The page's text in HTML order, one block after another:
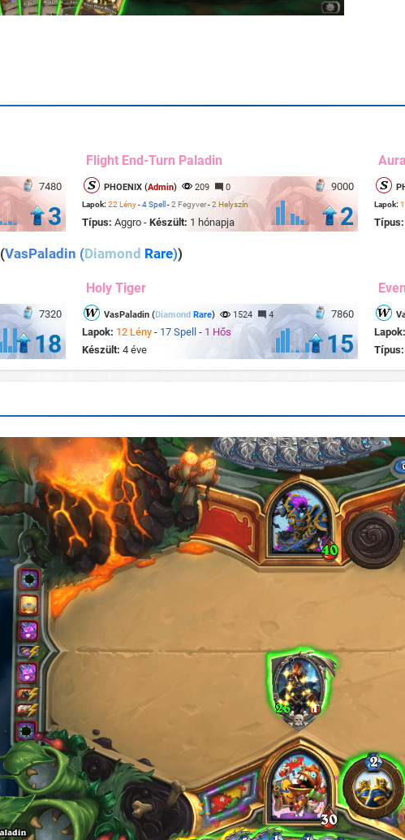
7480
3
Flight End-Turn Paladin
9000
PHOENIX (Admin) 209 0
Lapok: 22 Lény-4 Spell -2 Fegyver-2 Helyszín
Típus: Aggro - Készült: 1 hónapja 2 Lapok:
(VasPaladin (Diamond Rare))
7320
18
Holy Tiger
7860
VasPaladin (Diamond Rare) 1524 4
Lapok: 12 Lény - 17 Spell - 1 Hős
Készült: 4 éve 15
Lapok: